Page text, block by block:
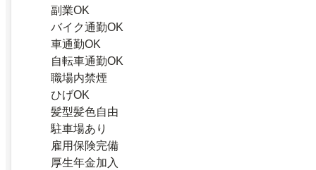
副業OK
バイク通勤OK
車通勤OK
自転車通勤OK
職場内禁煙
ひげOK
髪型髪色自由
駐車場あり
雇用保険完備
厚生年金加入